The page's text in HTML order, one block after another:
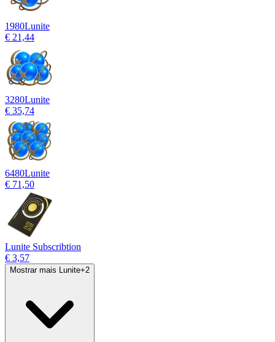
1980Lunite
€ 21,44
3280Lunite
€ 35,74
6480Lunite
€ 71,50
Lunite Subscribtion
€ 3,57
Mostrar mais Lunite+2